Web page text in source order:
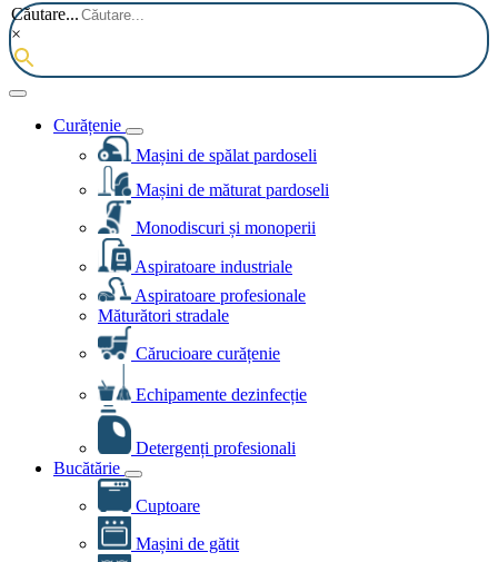
Căutare...
×
Curățenie
Mașini de spălat pardoseli
Mașini de măturat pardoseli
Monodiscuri și monoperii
Aspiratoare industriale
Aspiratoare profesionale
Măturători stradale
Cărucioare curățenie
Echipamente dezinfecție
Detergenți profesionali
Bucătărie
Cuptoare
Mașini de gătit